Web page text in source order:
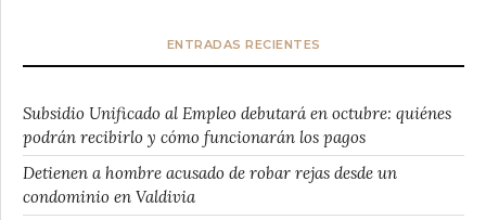
ENTRADAS RECIENTES
Subsidio Unificado al Empleo debutará en octubre: quiénes
podrán recibirlo y cómo funcionarán los pagos
Detienen a hombre acusado de robar rejas desde un
condominio en Valdivia